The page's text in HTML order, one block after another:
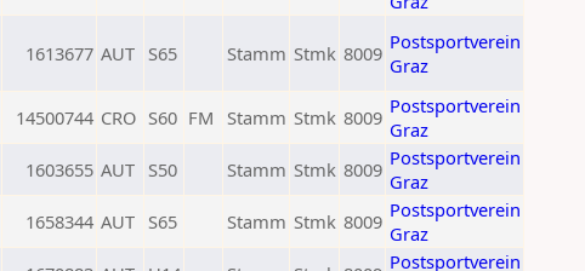
1613677 AUT S65 Stamm Stmk 8009 Postsportverein
Graz
14500744 CRO S60 FM Stamm Stmk 8009 Postsportverein
Graz
1603655 AUT S50 Stamm Stmk 8009 Postsportverein
Graz
1658344 AUT S65 Stamm Stmk 8009 Postsportverein
Graz
Postsportverein